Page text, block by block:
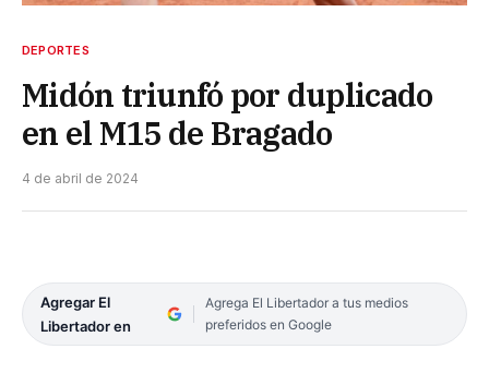
DEPORTES
Midón triunfó por duplicado
en el M15 de Bragado
4 de abril de 2024
Agregar El
Libertador en
Agrega El Libertador a tus medios
preferidos en Google